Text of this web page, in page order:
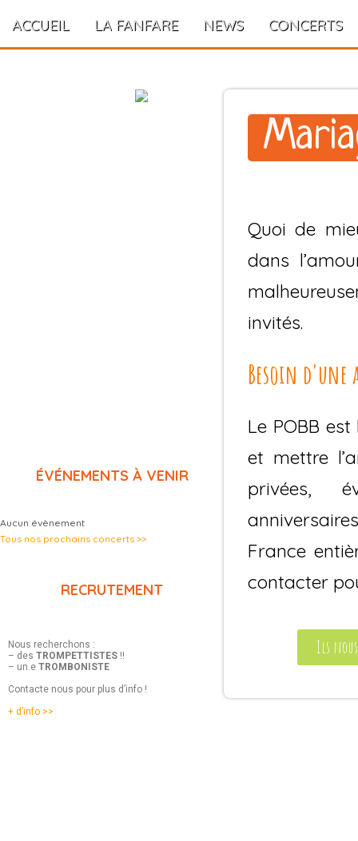
ACCUEIL LA FANFARE NEWS CONCERTS
ÉVÉNEMENTS À VENIR
Aucun évènement
Tous nos prochains concerts >>
RECRUTEMENT
Nous recherchons :
– des TROMPETTISTES !!
– un.e TROMBONISTE
Contacte nous pour plus d’info !
+ d’info >>
Quoi de
dans
invités.
Besoin d'une
Le POBB
et mettre
privées,
France
contacter
Ils